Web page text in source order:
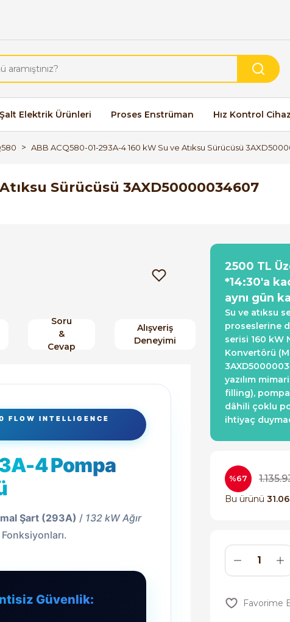
Şalt Elektrik Ürünleri Proses Enstrüman Hız Kontrol
ABB ACQ580-01-293A-4 160 kW Su ve Atıksu Sürücüsü
Sürücüsü 3AXD50000034607
Soru
&
Cevap
Alışveriş
Deneyimi
FLOW INTELLIGENCE
4 Pompa
Şart (293A) / 132 kW Ağır
Fonksiyonları.
Güvenlik:
2500 TL
*14:30'a
aynı gün
Su ve atıksu
proseslerine
serisi 160 kW
Konvertörü
yazılım
filling),
dâhili çoklu
ihtiyaç
%67
Bu ürünü